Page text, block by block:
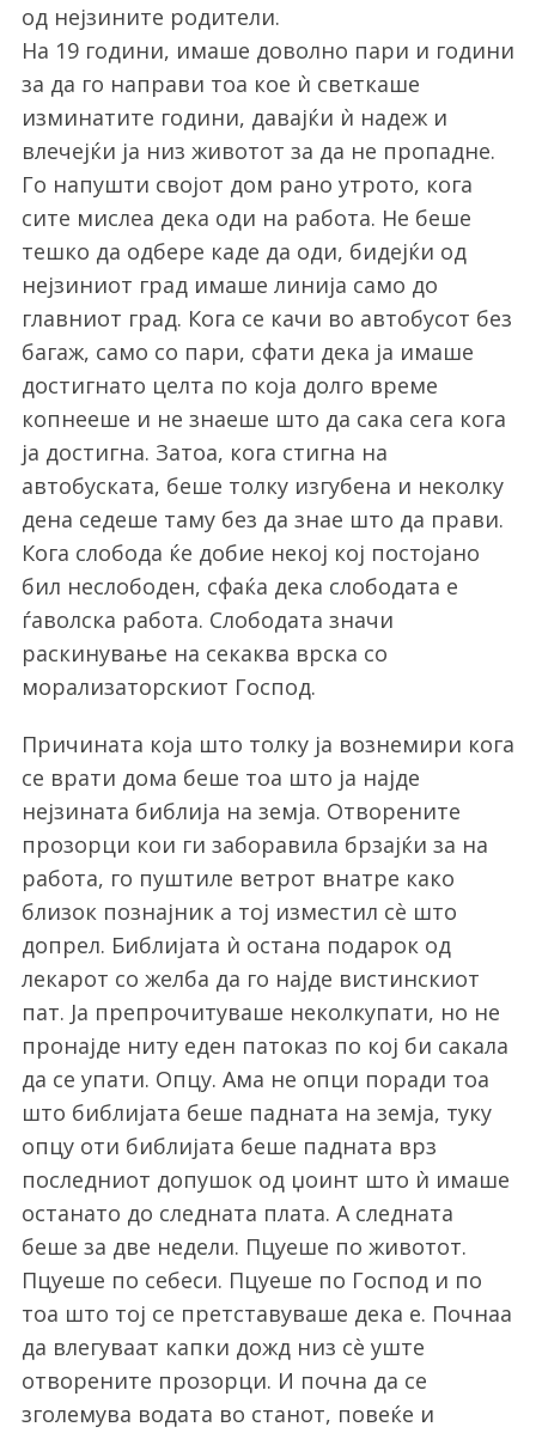
од нејзините родители.
На 19 години, имаше доволно пари и години
за да го направи тоа кое ѝ светкаше
изминатите години, давајќи ѝ надеж и
влечејќи ја низ животот за да не пропадне.
Го напушти својот дом рано утрото, кога
сите мислеа дека оди на работа. Не беше
тешко да одбере каде да оди, бидејќи од
нејзиниот град имаше линија само до
главниот град. Кога се качи во автобусот без
багаж, само со пари, сфати дека ја имаше
достигнато целта по која долго време
копнееше и не знаеше што да сака сега кога
ја достигна. Затоа, кога стигна на
автобуската, беше толку изгубена и неколку
дена седеше таму без да знае што да прави.
Кога слобода ќе добие некој кој постојано
бил неслободен, сфаќа дека слободата е
ѓаволска работа. Слободата значи
раскинување на секаква врска со
морализаторскиот Господ.
Причината која што толку ја вознемири кога
се врати дома беше тоа што ја најде
нејзината библија на земја. Отворените
прозорци кои ги заборавила брзајќи за на
работа, го пуштиле ветрот внатре како
близок познајник а тој изместил сѐ што
допрел. Библијата ѝ остана подарок од
лекарот со желба да го најде вистинскиот
пат. Ја препрочитуваше неколкупати, но не
пронајде ниту еден патоказ по кој би сакала
да се упати. Опцу. Ама не опци поради тоа
што библијата беше падната на земја, туку
опцу оти библијата беше падната врз
последниот допушок од џоинт што ѝ имаше
останато до следната плата. А следната
беше за две недели. Пцуеше по животот.
Пцуеше по себеси. Пцуеше по Господ и по
тоа што тој се претставуваше дека е. Почнаа
да влегуваат капки дожд низ сѐ уште
отворените прозорци. И почна да се
зголемува водата во станот, повеќе и